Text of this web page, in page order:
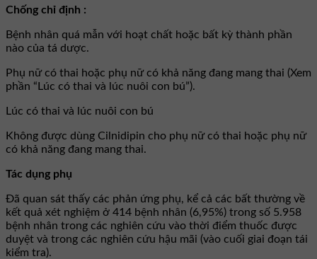
Chống chỉ định :
Bệnh nhân quá mẫn với hoạt chất hoặc bất kỳ thành phần
nào của tá dược.
Phụ nữ có thai hoặc phụ nữ có khả năng đang mang thai (Xem
phần “Lúc có thai và lúc nuôi con bú”).
Lúc có thai và lúc nuôi con bú
Không được dùng Cilnidipin cho phụ nữ có thai hoặc phụ nữ
có khả năng đang mang thai.
Tác dụng phụ
Đã quan sát thấy các phản ứng phụ, kể cả các bất thường về
kết quả xét nghiệm ở 414 bệnh nhân (6,95%) trong số 5.958
bệnh nhân trong các nghiên cứu vào thời điểm thuốc được
duyệt và trong các nghiên cứu hậu mãi (vào cuối giai đoạn tái
kiểm tra).